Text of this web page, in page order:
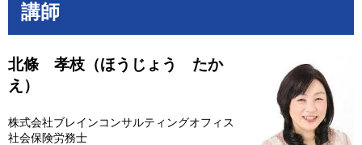
講師
北條 孝枝（ほうじょう たか
え）
株式会社ブレインコンサルティングオフィス
社会保険労務士